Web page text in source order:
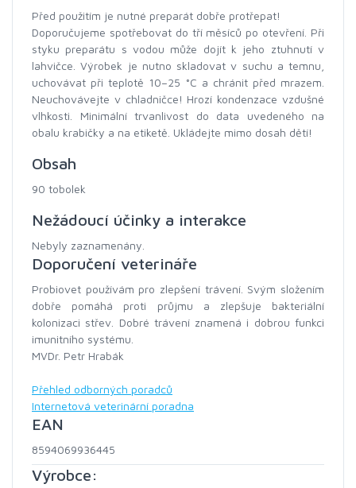
Před použitím je nutné preparát dobře protřepat!
Doporučujeme spotřebovat do tří měsíců po otevření. Při
styku preparátu s vodou může dojít k jeho ztuhnutí v
lahvičce. Výrobek je nutno skladovat v suchu a temnu,
uchovávat při teplotě 10–25 °C a chránit před mrazem.
Neuchovávejte v chladničce! Hrozí kondenzace vzdušné
vlhkosti. Minimální trvanlivost do data uvedeného na
obalu krabičky a na etiketě. Ukládejte mimo dosah dětí!
Obsah
90 tobolek
Nežádoucí účinky a interakce
Nebyly zaznamenány.
Doporučení veterináře
Probiovet používám pro zlepšení trávení. Svým složením
dobře pomáhá proti průjmu a zlepšuje bakteriální
kolonizaci střev. Dobré trávení znamená i dobrou funkci
imunitního systému.
MVDr. Petr Hrabák
Přehled odborných poradců
Internetová veterinární poradna
EAN
8594069936445
Výrobce: